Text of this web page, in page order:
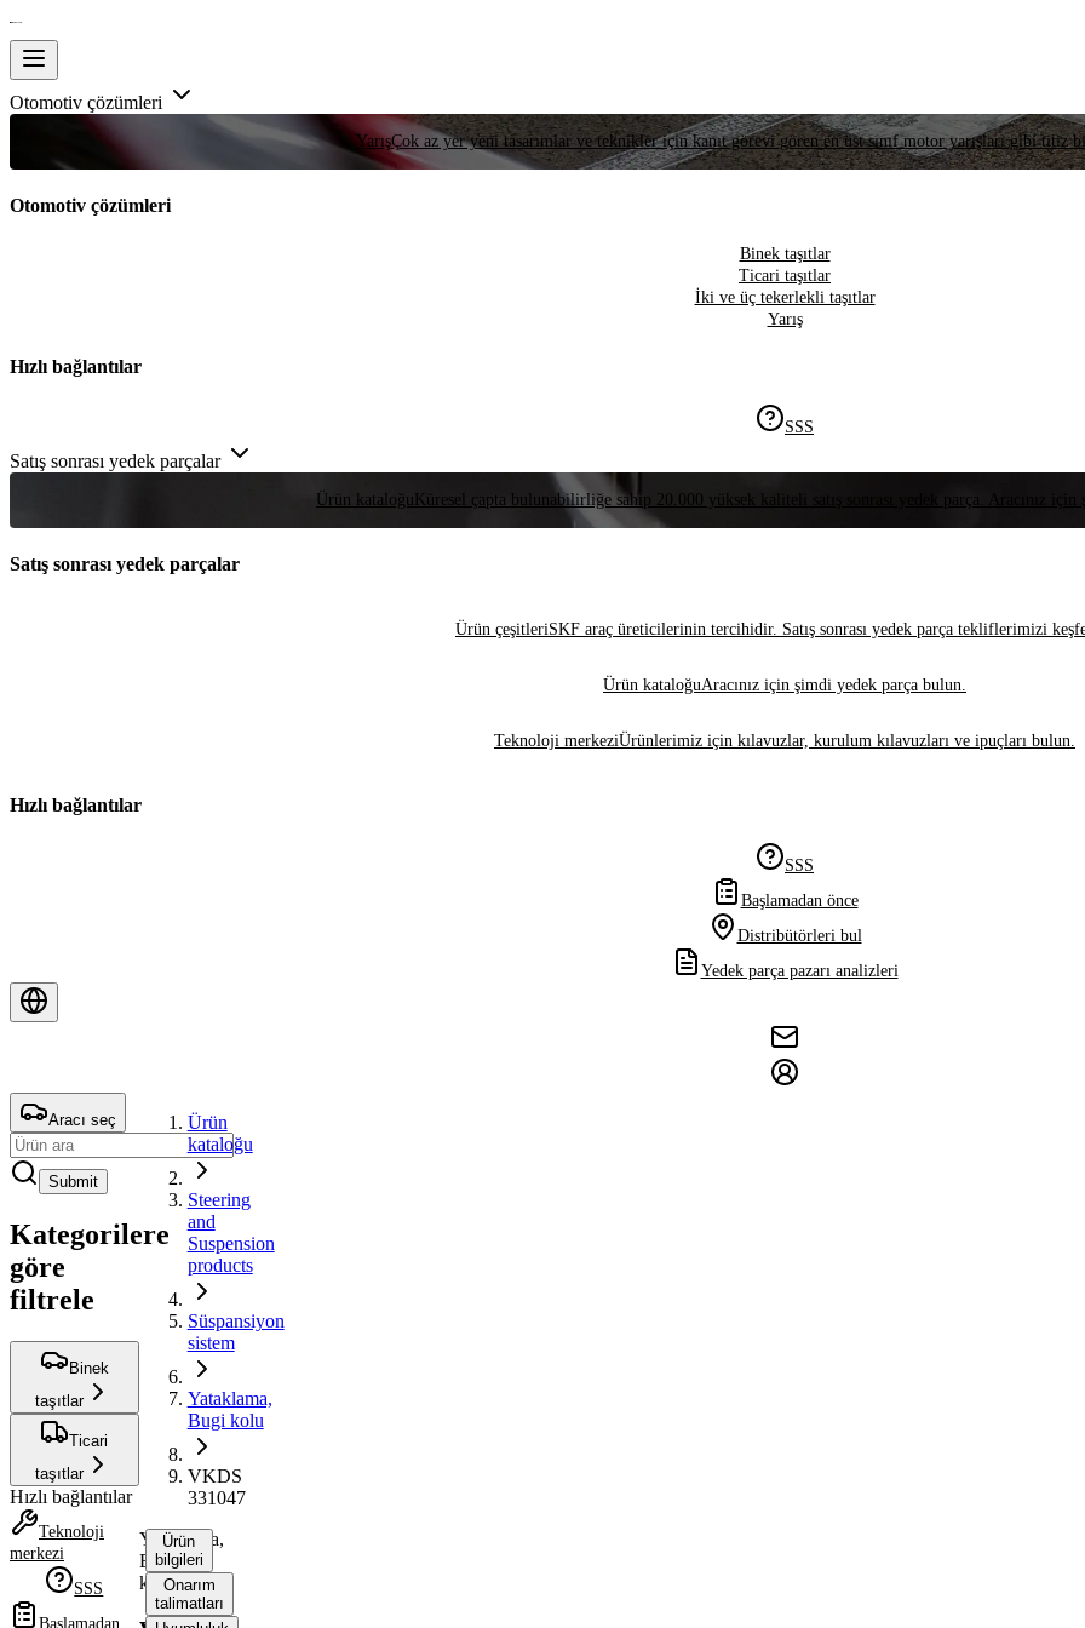
Otomotiv çözümleri
YarışÇok az yer yeni tasarımlar ve teknikler için kanıt görevi gören en üst sınıf motor yarışları gibi titiz
Otomotiv çözümleri
Binek taşıtlar
Ticari taşıtlar
İki ve üç tekerlekli taşıtlar
Yarış
Hızlı bağlantılar
SSS
Satış sonrası yedek parçalar
Ürün kataloğu Küresel çapta bulunabilirliğe sahip 20.000 yüksek kaliteli satış sonrası yedek parça. Aracınız
Satış sonrası yedek parçalar
Ürün çeşitleriSKF araç üreticilerinin tercihidir. Satış sonrası yedek parça tekliflerimizi
Ürün kataloğuAracınız için şimdi yedek parça bulun.
Teknoloji merkeziÜrünlerimiz için kılavuzlar, kurulum kılavuzları ve ipuçları bulun.
Hızlı bağlantılar
SSS
Başlamadan önce
Distribütörleri bul
Yedek parça pazarı analizleri
Aracı seç
Submit
Kategorilere
göre
filtrele
Binek
taşıtlar
Ticari
taşıtlar
Hızlı bağlantılar
Teknoloji
merkezi
SSS
Başlamadan
Ürün
kataloğu
Steering
and
Suspension
products
Süspansiyon
sistem
Yataklama,
Bugi kolu
VKDS
331047
Yataklama,
Bugi
kolu
Ürün
bilgileri
Onarım
talimatları